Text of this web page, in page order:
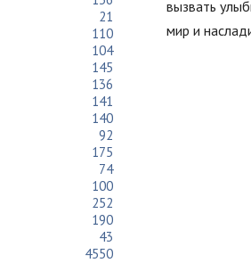
вызвать
мир и
21
110
104
145
136
141
140
92
175
74
100
252
190
43
4550